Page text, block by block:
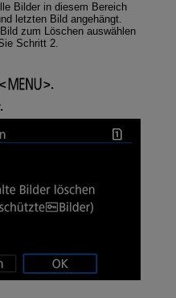
Bilder in diesem Bereich
letzten Bild angehängt.
zum Löschen auswählen
Schritt 2.
.